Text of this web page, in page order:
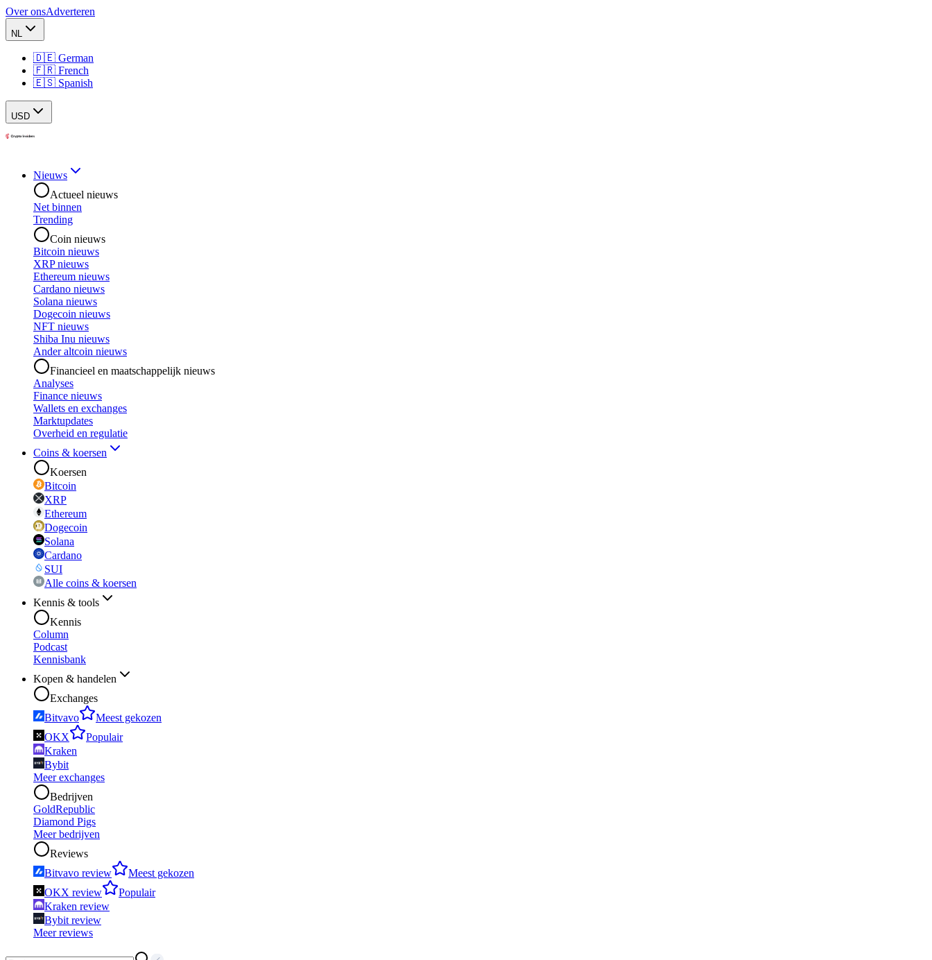
Over onsAdverteren
NL
🇩🇪 German
🇫🇷 French
🇪🇸 Spanish
USD
Nieuws
Actueel nieuws
Net binnen
Trending
Coin nieuws
Bitcoin nieuws
XRP nieuws
Ethereum nieuws
Cardano nieuws
Solana nieuws
Dogecoin nieuws
NFT nieuws
Shiba Inu nieuws
Ander altcoin nieuws
Financieel en maatschappelijk nieuws
Analyses
Finance nieuws
Wallets en exchanges
Marktupdates
Overheid en regulatie
Coins & koersen
Koersen
Bitcoin
XRP
Ethereum
Dogecoin
Solana
Cardano
SUI
Alle coins & koersen
Kennis & tools
Kennis
Column
Podcast
Kennisbank
Kopen & handelen
Exchanges
Bitvavo
Meest gekozen
OKX
Populair
Kraken
Bybit
Meer exchanges
Bedrijven
GoldRepublic
Diamond Pigs
Meer bedrijven
Reviews
Bitvavo review
Meest gekozen
OKX review
Populair
Kraken review
Bybit review
Meer reviews